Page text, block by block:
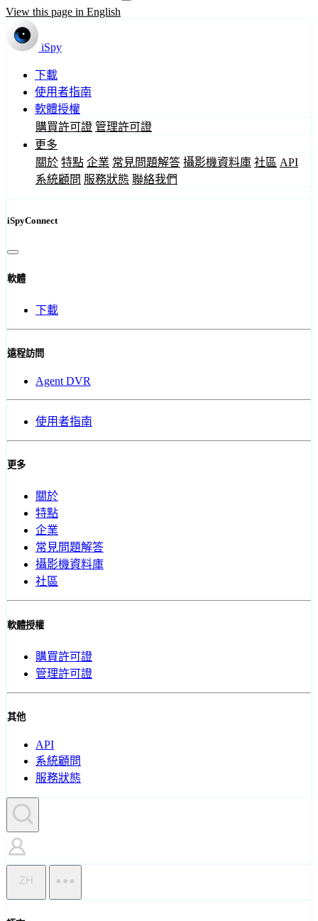
View this page in English
iSpy
下載
使用者指南
軟體授權
購買許可證 管理許可證
更多
關於 特點 企業 常見問題解答 攝影機資料庫 社區 API
系統顧問 服務狀態 聯絡我們
iSpyConnect
軟體
下載
遠程訪問
Agent DVR
使用者指南
更多
關於
特點
企業
常見問題解答
攝影機資料庫
社區
軟體授權
購買許可證
管理許可證
其他
API
系統顧問
服務狀態
ZH